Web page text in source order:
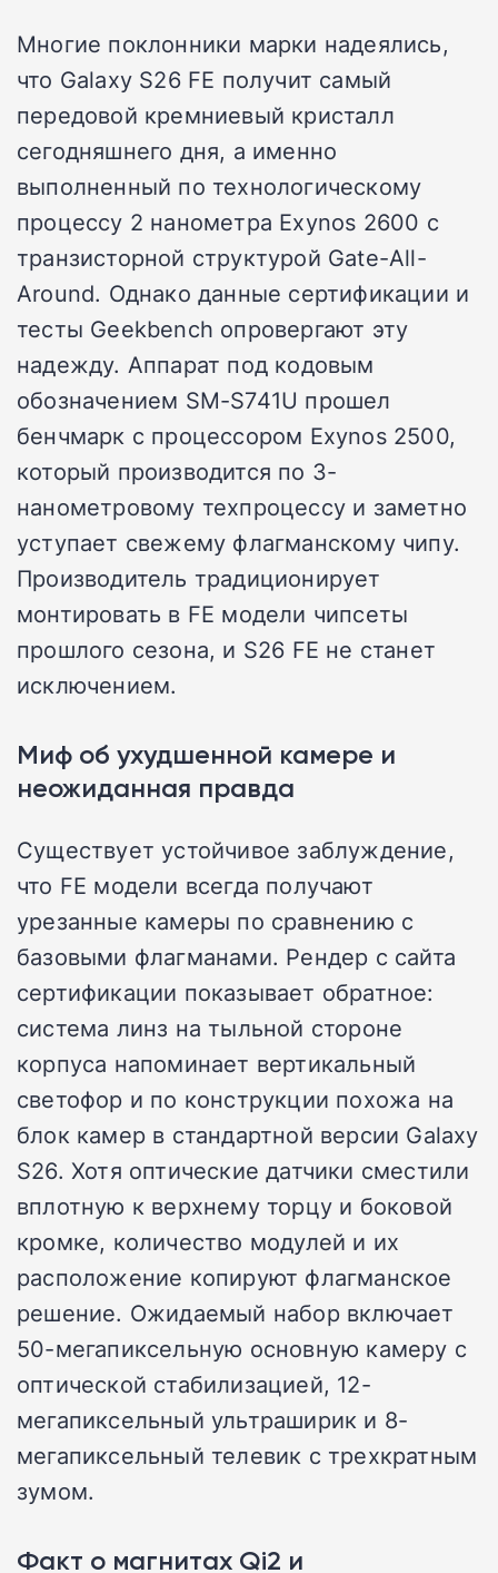
Многие поклонники марки надеялись,
что Galaxy S26 FE получит самый
передовой кремниевый кристалл
сегодняшнего дня, а именно
выполненный по технологическому
процессу 2 нанометра Exynos 2600 с
транзисторной структурой Gate-All-
Around. Однако данные сертификации и
тесты Geekbench опровергают эту
надежду. Аппарат под кодовым
обозначением SM-S741U прошел
бенчмарк с процессором Exynos 2500,
который производится по 3-
нанометровому техпроцессу и заметно
уступает свежему флагманскому чипу.
Производитель традиционирует
монтировать в FE модели чипсеты
прошлого сезона, и S26 FE не станет
исключением.
Миф об ухудшенной камере и
неожиданная правда
Существует устойчивое заблуждение,
что FE модели всегда получают
урезанные камеры по сравнению с
базовыми флагманами. Рендер с сайта
сертификации показывает обратное:
система линз на тыльной стороне
корпуса напоминает вертикальный
светофор и по конструкции похожа на
блок камер в стандартной версии Galaxy
S26. Хотя оптические датчики сместили
вплотную к верхнему торцу и боковой
кромке, количество модулей и их
расположение копируют флагманское
решение. Ожидаемый набор включает
50-мегапиксельную основную камеру с
оптической стабилизацией, 12-
мегапиксельный ультраширик и 8-
мегапиксельный телевик с трехкратным
зумом.
Факт о магнитах Qi2 и